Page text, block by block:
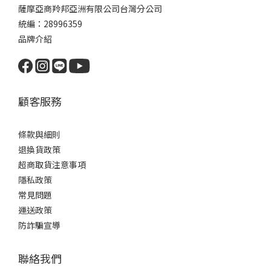
薩摩亞商羚邦亞洲有限公司台灣分公司
統編：28996359
品牌介紹
顧客服務
條款與細則
退換貨政策
超商取貨注意事項
隱私政策
常見問題
運送政策
防詐騙宣導
聯絡我們